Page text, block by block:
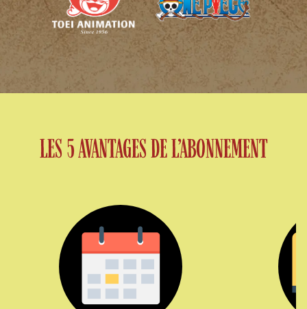
LES 5 AVANTAGES DE L’ABONNEMENT